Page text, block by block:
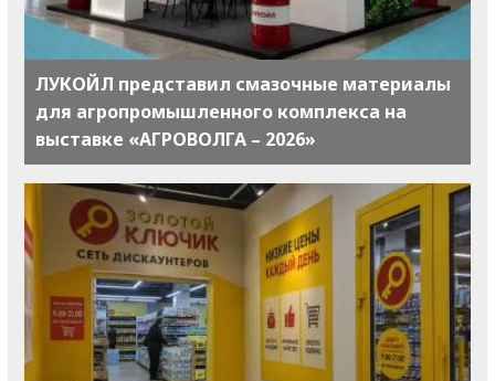
ЛУКОЙЛ представил смазочные материалы
для агропромышленного комплекса на
выставке «АГРОВОЛГА – 2026»